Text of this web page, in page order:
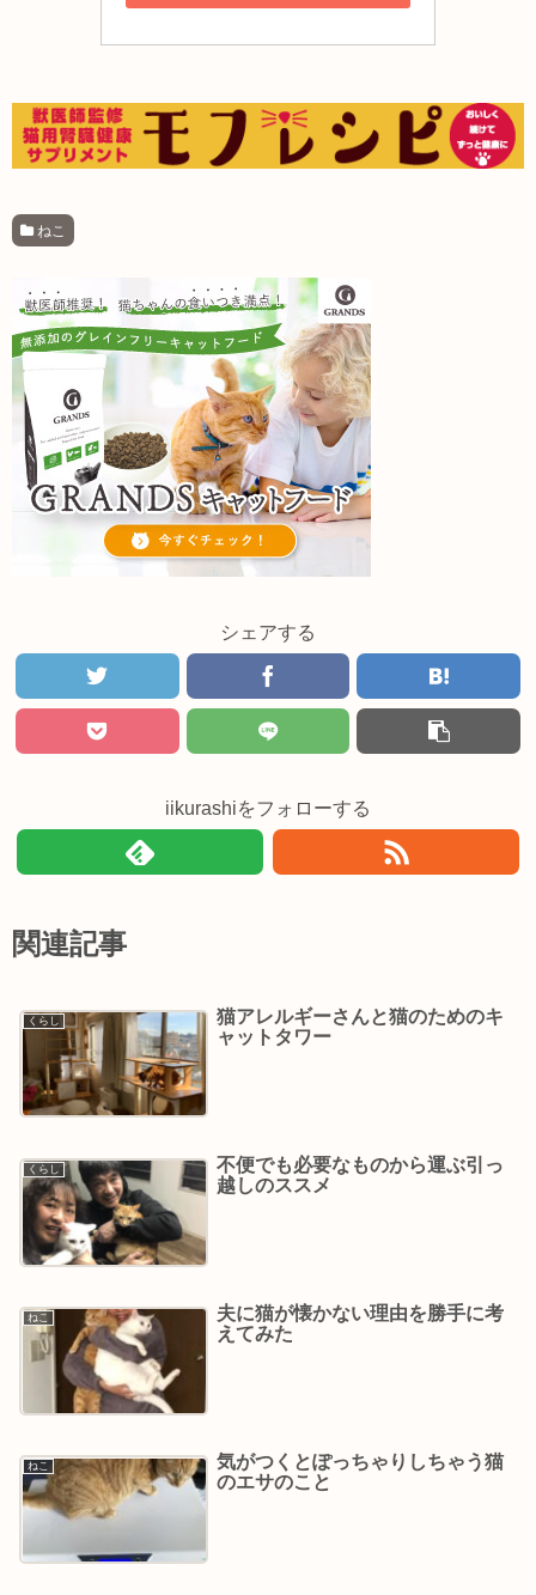
ねこ
シェアする
iikurashiをフォローする
関連記事
くらし
猫アレルギーさんと猫のためのキ
ャットタワー
くらし
不便でも必要なものから運ぶ引っ
越しのススメ
ねこ
夫に猫が懐かない理由を勝手に考
えてみた
ねこ
気がつくとぽっちゃりしちゃう猫
のエサのこと